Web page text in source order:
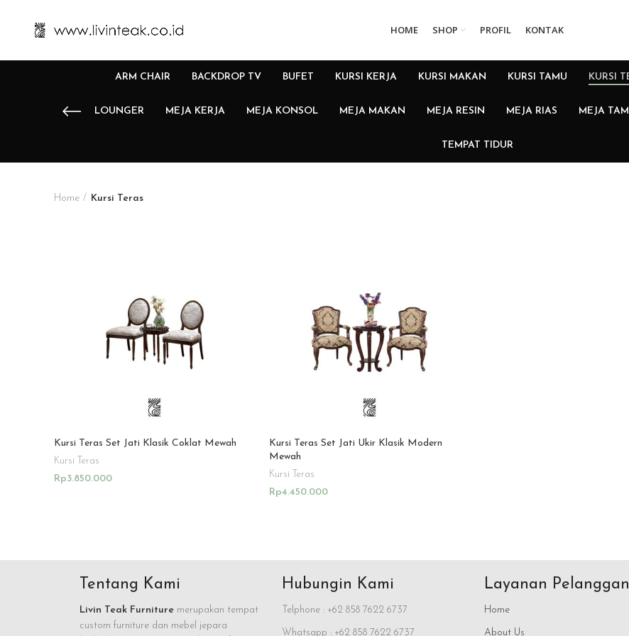
HOME SHOP PROFIL KONTAK
ARM CHAIR BACKDROP TV BUFET KURSI KERJA KURSI MAKAN KURSI TAMU KURSI
LOUNGER MEJA KERJA MEJA KONSOL MEJA MAKAN MEJA RESIN MEJA RIAS MEJA
TEMPAT TIDUR
Home Kursi Teras
Kursi Teras Set Jati Klasik Coklat Mewah
Kursi Teras
Rp3.850.000
Kursi Teras Set Jati Ukir Klasik Modern
Mewah
Kursi Teras
Rp4.450.000
Tentang Kami
Livin Teak Furniture merupakan tempat
custom furniture dan mebel jepara
Hubungin Kami
Telphone : +62 858 7622 6737
Whatsapp : +62 858 7622 6737
Layanan Pelanggan
Home
About Us